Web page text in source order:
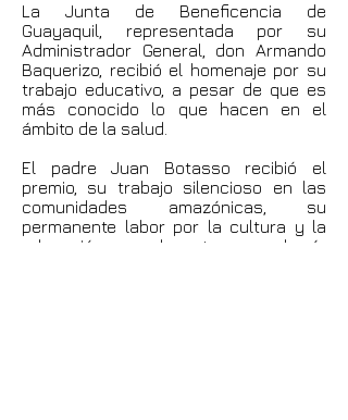
La Junta de Beneficencia de
Guayaquil, representada por su
Administrador General, don Armando
Baquerizo, recibió el homenaje por su
trabajo educativo, a pesar de que es
más conocido lo que hacen en el
ámbito de la salud.
El padre Juan Botasso recibió el
premio, su trabajo silencioso en las
comunidades amazónicas, su
permanente labor por la cultura y la
educación son relevantes para el país